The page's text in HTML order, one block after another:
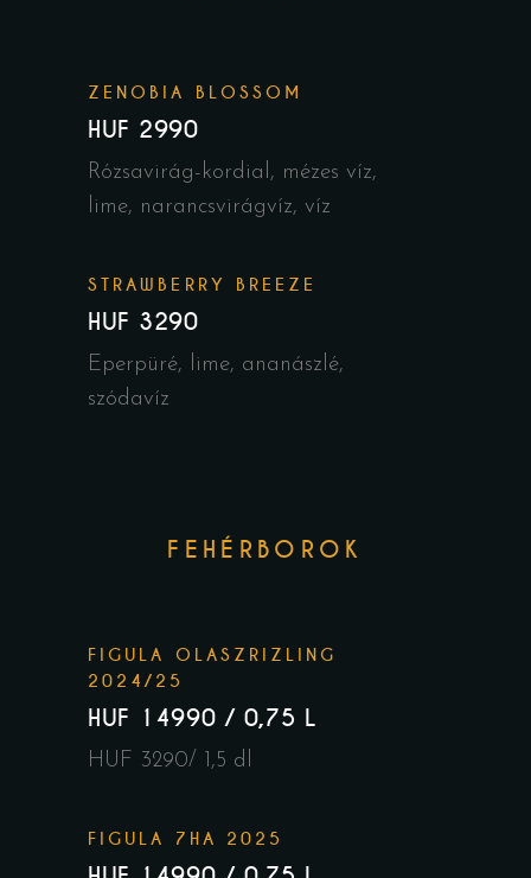
ZENOBIA BLOSSOM
HUF 2990
Rózsavirág-kordial, mézes víz,
lime, narancsvirágvíz, víz
STRAWBERRY BREEZE
HUF 3290
Eperpüré, lime, ananászlé,
szódavíz
FEHÉRBOROK
FIGULA OLASZRIZLING
2024/25
HUF 14990 / 0,75 L
HUF 3290/ 1,5 dl
FIGULA 7HA 2025